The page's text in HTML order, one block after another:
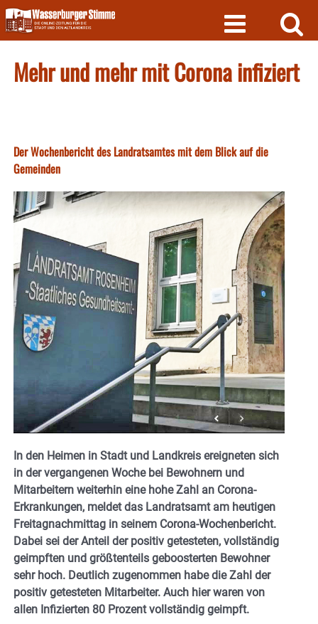
Skip
to
content
Mehr und mehr mit Corona infiziert
Der Wochenbericht des Landratsamtes mit dem Blick auf die
Gemeinden
In den Heimen in Stadt und Landkreis ereigneten sich
in der vergangenen Woche bei Bewohnern und
Mitarbeitern weiterhin eine hohe Zahl an Corona-
Erkrankungen, meldet das Landratsamt am heutigen
Freitagnachmittag in seinem Corona-Wochenbericht.
Dabei sei der Anteil der positiv getesteten, vollständig
geimpften und größtenteils geboosterten Bewohner
sehr hoch. Deutlich zugenommen habe die Zahl der
positiv getesteten Mitarbeiter. Auch hier waren von
allen Infizierten 80 Prozent vollständig geimpft.